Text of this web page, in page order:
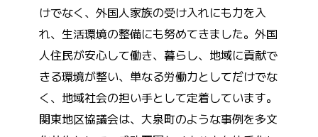
けでなく、外国人家族の受け入れにも力を入
れ、生活環境の整備にも努めてきました。外国
人住民が安心して働き、暮らし、地域に貢献で
きる環境が整い、単なる労働力としてだけでな
く、地域社会の担い手として定着しています。
関東地区協議会は、大泉町のような事例を多文